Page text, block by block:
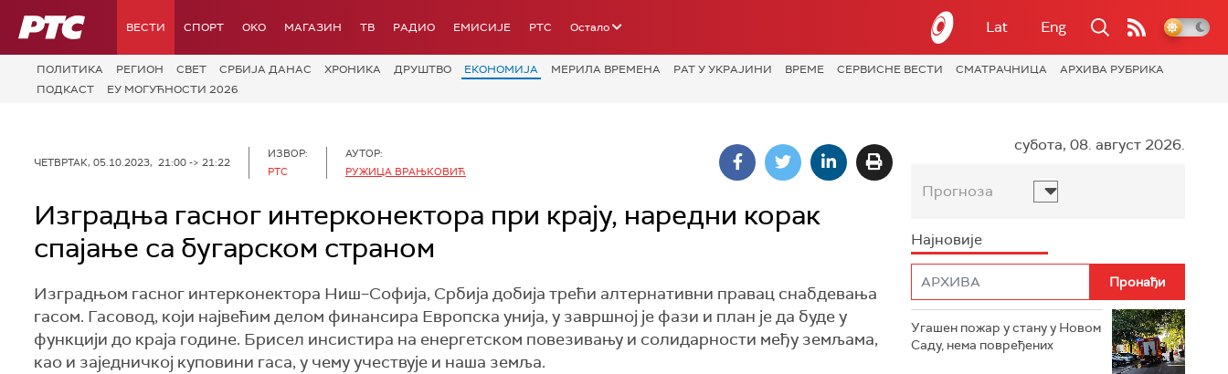
РТС ВЕСТИ СПОРТ OKO МАГАЗИН ТВ РАДИО ЕМИСИЈЕ РТС Остало Lat Eng
ПОЛИТИКА РЕГИОН СВЕТ СРБИЈА ДАНАС ХРОНИКА ДРУШТВО ЕКОНОМИЈА МЕРИЛА ВРЕМЕНА РАТ У УКРАЈИНИ ВРЕМЕ СЕРВИСНЕ ВЕСТИ СМАТРАЧНИЦА
АРХИВА РУБРИКА
ПОДКАСТ
ЕУ МОГУЋНОСТИ 2026
ЧЕТВРТАК, 05.10.2023, 21:00 -> 21:22
ИЗВОР:
РТС
АУТОР:
РУЖИЦА ВРАЊКОВИЋ
Изградња гасног интерконектора при крају, наредни корак
спајање са бугарском страном
Изградњом гасног интерконектора Ниш–Софија, Србија добија трећи алтернативни правац снабдевања
гасом. Гасовод, који највећим делом финансира Европска унија, у завршној је фази и план је да буде у
функцији до краја године. Брисел инсистира на енергетском повезивању и солидарности међу земљама,
као и заједничкој куповини гаса, у чему учествује и наша земља.
субота, 08. август 2026.
Прогноза
Најновије
Угашен пожар у стану у Новом
Саду, нема повређених